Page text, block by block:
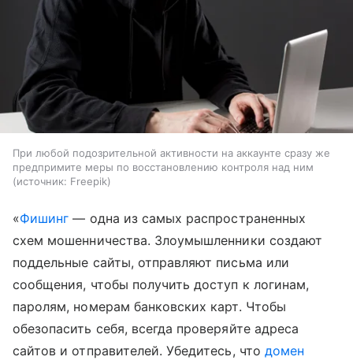
При любой подозрительной активности на аккаунте сразу же
предпримите меры по восстановлению контроля над ним
источник: Freepik
«Фишинг — одна из самых распространенных
схем мошенничества. Злоумышленники создают
поддельные сайты, отправляют письма или
сообщения, чтобы получить доступ к логинам,
паролям, номерам банковских карт. Чтобы
обезопасить себя, всегда проверяйте адреса
сайтов и отправителей. Убедитесь, что домен